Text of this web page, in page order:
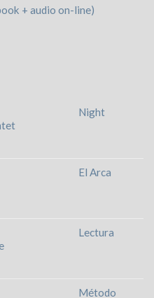
+ audio on-line)
Night
El Arca
Lectura
Método